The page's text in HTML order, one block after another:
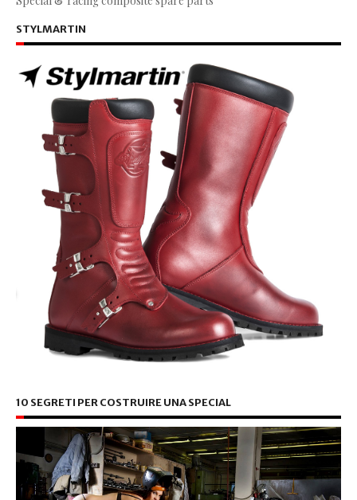
STYLMARTIN
10 SEGRETI PER COSTRUIRE UNA SPECIAL